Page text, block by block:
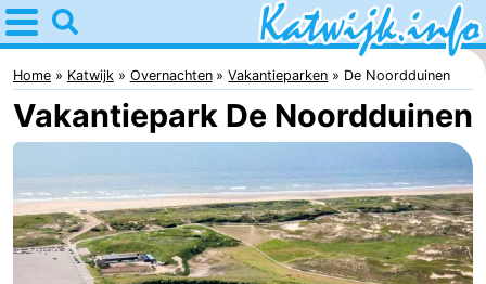
Home
Katwijk
Tips
kinderen
Overnachten
Appartementen
Home Katwijk Overnachten Vakantieparken De Noordduinen
Vakantiepark De Noordduinen